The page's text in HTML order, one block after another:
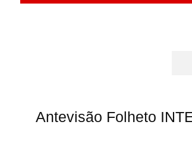
Antevisão Folheto